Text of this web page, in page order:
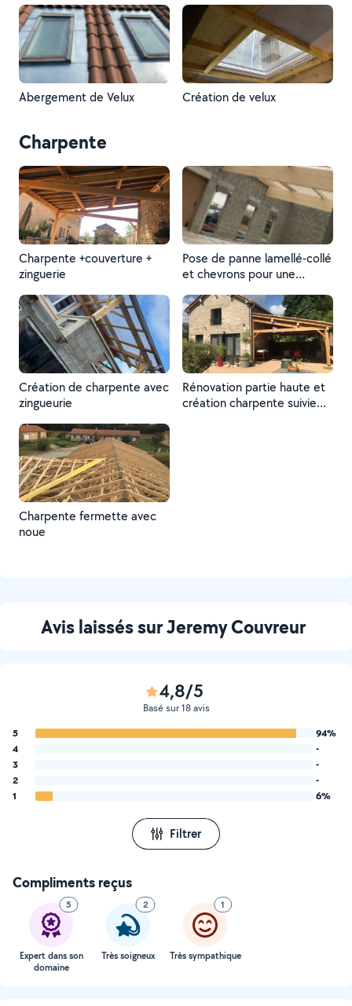
Abergement de Velux Création de velux
Charpente
Charpente +couverture +
zinguerie
Pose de panne lamellé-collé
et chevrons pour une
Création de charpente avec
zingueurie
Rénovation partie haute et
création charpente suivie
Charpente fermette avec
noue
Avis laissés sur Jeremy Couvreur
4,8/5
Basé sur 18 avis
5
94%
4
-
3
-
2
-
1
6%
Filtrer
Compliments reçus
5
Expert dans son
domaine
2
Très soigneux
1
Très sympathique